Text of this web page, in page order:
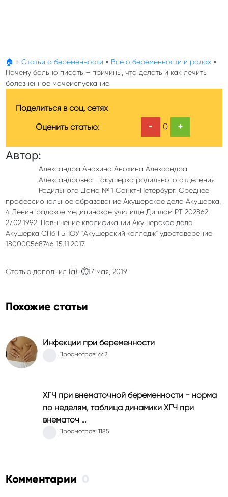
🏠 » Статьи о беременности » Все о беременности и родах »
Почему больно писать – причины, что делать и как лечить
болезненное мочеиспускание
Поделиться в соц. сетях
Оценить статью:
- 0 +
Автор:
Александра Анохина Анохина Александра
Александровна - акушерка родильного отделения
Родильного Дома № 1 Санкт-Петербург. Среднее
профессиональное образование Акушерское дело Акушерка,
4 Ленинградское медицинское училище Диплом РТ 202862
27.02.1992. Повышение квалификации Акушерское дело
Акушерка СПб ГБПОУ "Акушерский колледж" удостоверение
180000568746 15.11.2017.
Статью дополнил (а): ⏱17 мая, 2019
Похожие статьи
Инфекции при беременности
Просмотров: 662
ХГЧ при внематочной беременности − норма
по неделям, таблица динамики ХГЧ при
внематоч …
Просмотров: 1185
Комментарии 0